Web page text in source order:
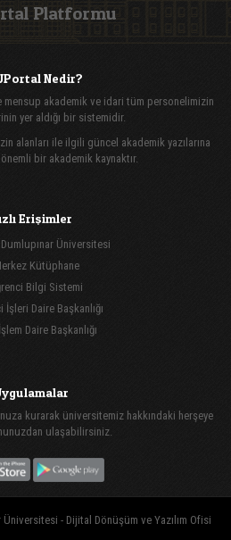
Platformu
Nedir?
mensup akademik ve idari tüm personelimizin
yer aldığı bir sistemidir.
alanları ile ilgili güncel akademik yazılarına
bir akademik kaynaktır.
Erişimler
Üniversitesi
Kütüphane
Bilgi Sistemi
Daire Başkanlığı
Daire Başkanlığı
kurarak üniversitemiz hakkındaki herşeye
ulaşabilirsiniz.
Üniversitesi - Dijital Dönüşüm ve Yazılım Ofisi